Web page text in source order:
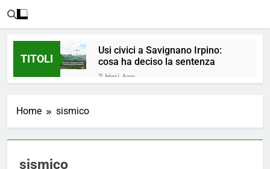
TITOLI
Usi civici a Savignano Irpino:
cosa ha deciso la sentenza
2 Mesi Ago
ORDINANZA N. 8/2026 –
PARZIALE REVOCA DEL DIVIETO
Home sismico
sismico